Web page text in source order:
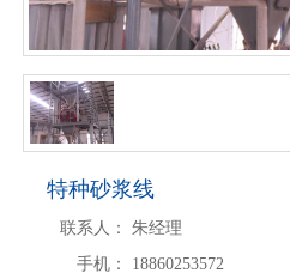
特种砂浆线
联系人：
朱经理
手机：
18860253572